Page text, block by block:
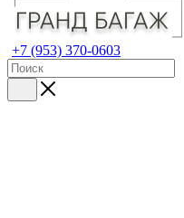
+7 (953) 370-0603